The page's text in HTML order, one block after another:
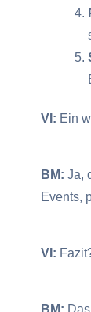
VI: Ein
BM: Ja,
Events,
VI:
BM: